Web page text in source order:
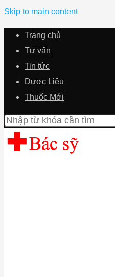
Skip to main content
Trang chủ
Tư vấn
Tin tức
Dược Liệu
Thuốc Mới